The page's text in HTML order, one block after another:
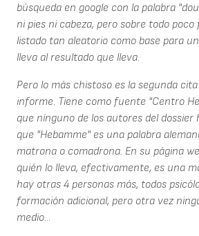
búsqueda en google con la palabra
ni pies ni cabeza, pero sobre todo poco
listado tan aleatorio como base para
lleva al resultado que lleva.
Pero lo más chistoso es la segunda
informe. Tiene como fuente "Centro
que ninguno de los autores del dossier
que "Hebamme" es una palabra
matrona o comadrona. En su página
quién lo lleva, efectivamente, es una
hay otras 4 personas más, todos
formación adicional, pero otra vez
medio...